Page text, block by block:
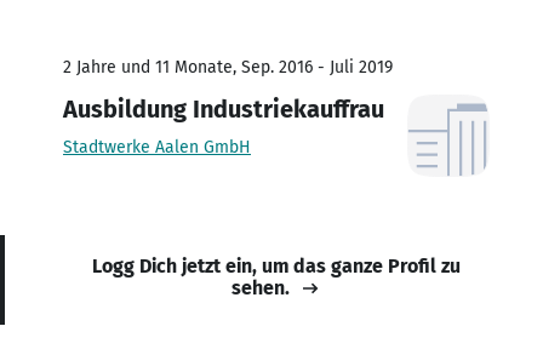
2 Jahre und 11 Monate, Sep. 2016 - Juli 2019
Ausbildung Industriekauffrau
Stadtwerke Aalen GmbH
Logg Dich jetzt ein, um das ganze Profil zu
sehen.